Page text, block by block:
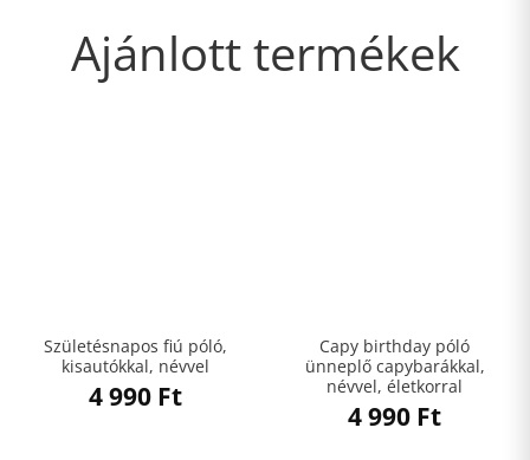
Ajánlott termékek
Születésnapos fiú póló,
kisautókkal, névvel
4 990 Ft
Capy birthday póló
ünneplő capybarákkal,
névvel, életkorral
4 990 Ft